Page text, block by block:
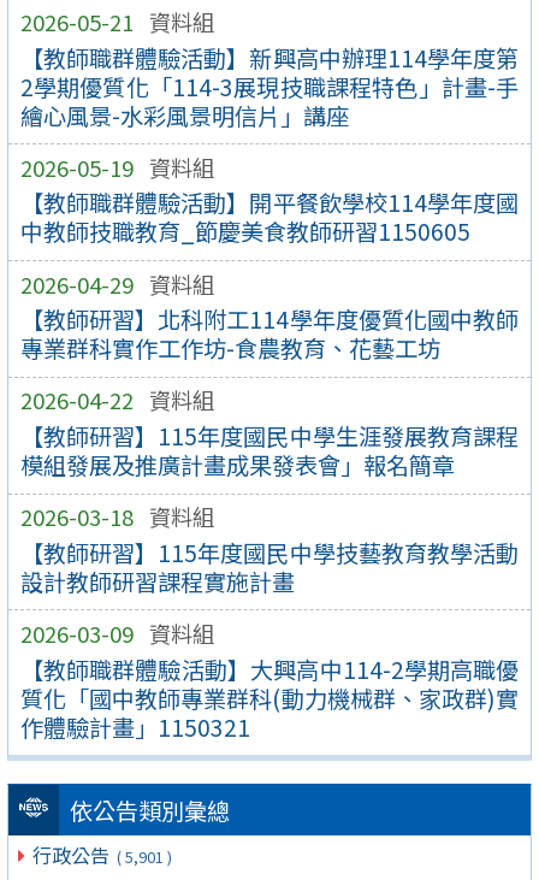
2026-05-21 資料組
【教師職群體驗活動】新興高中辦理114學年度第
2學期優質化「114-3展現技職課程特色」計畫-手
繪心風景-水彩風景明信片」講座
2026-05-19 資料組
【教師職群體驗活動】開平餐飲學校114學年度國
中教師技職教育_節慶美食教師研習1150605
2026-04-29 資料組
【教師研習】北科附工114學年度優質化國中教師
專業群科實作工作坊-食農教育、花藝工坊
2026-04-22 資料組
【教師研習】115年度國民中學生涯發展教育課程
模組發展及推廣計畫成果發表會」報名簡章
2026-03-18 資料組
【教師研習】115年度國民中學技藝教育教學活動
設計教師研習課程實施計畫
2026-03-09 資料組
【教師職群體驗活動】大興高中114-2學期高職優
質化「國中教師專業群科(動力機械群、家政群)實
作體驗計畫」1150321
依公告類別彙總
行政公告 ( 5,901 )